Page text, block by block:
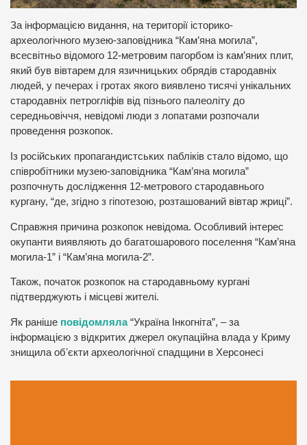
За інформацією видання, на території історико-
археологічного музею-заповідника “Кам’яна могила”,
всесвітньо відомого 12-метровим пагорбом із кам’яних плит,
який був вівтарем для язичницьких обрядів стародавніх
людей, у печерах і гротах якого виявлено тисячі унікальних
стародавніх петрогліфів від пізнього палеоліту до
середньовіччя, невідомі люди з лопатами розпочали
проведення розкопок.
Із російських пропагандистських пабліків стало відомо, що
співробітники музею-заповідника “Кам’яна могила”
розпочнуть дослідження 12-метрового стародавнього
кургану, “де, згідно з гіпотезою, розташований вівтар жриці”.
Справжня причина розкопок невідома. Особливий інтерес
окупанти виявляють до багатошарового поселення “Кам’яна
могила-1” і “Кам’яна могила-2”.
Також, початок розкопок на стародавньому кургані
підтверджують і місцеві жителі.
Як раніше повідомляла“Україна Інкогніта”, – за
інформацією з відкритих джерел окупаційна влада у Криму
знищила обʼєкти археологічної спадщини в Херсонесі